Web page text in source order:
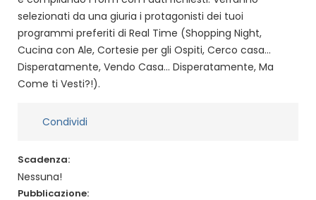
selezionati da una giuria i protagonisti dei tuoi
programmi preferiti di Real Time (Shopping Night,
Cucina con Ale, Cortesie per gli Ospiti, Cerco casa...
Disperatamente, Vendo Casa... Disperatamente, Ma
Come ti Vesti?!).
Condividi
Scadenza:
Nessuna!
Pubblicazione: